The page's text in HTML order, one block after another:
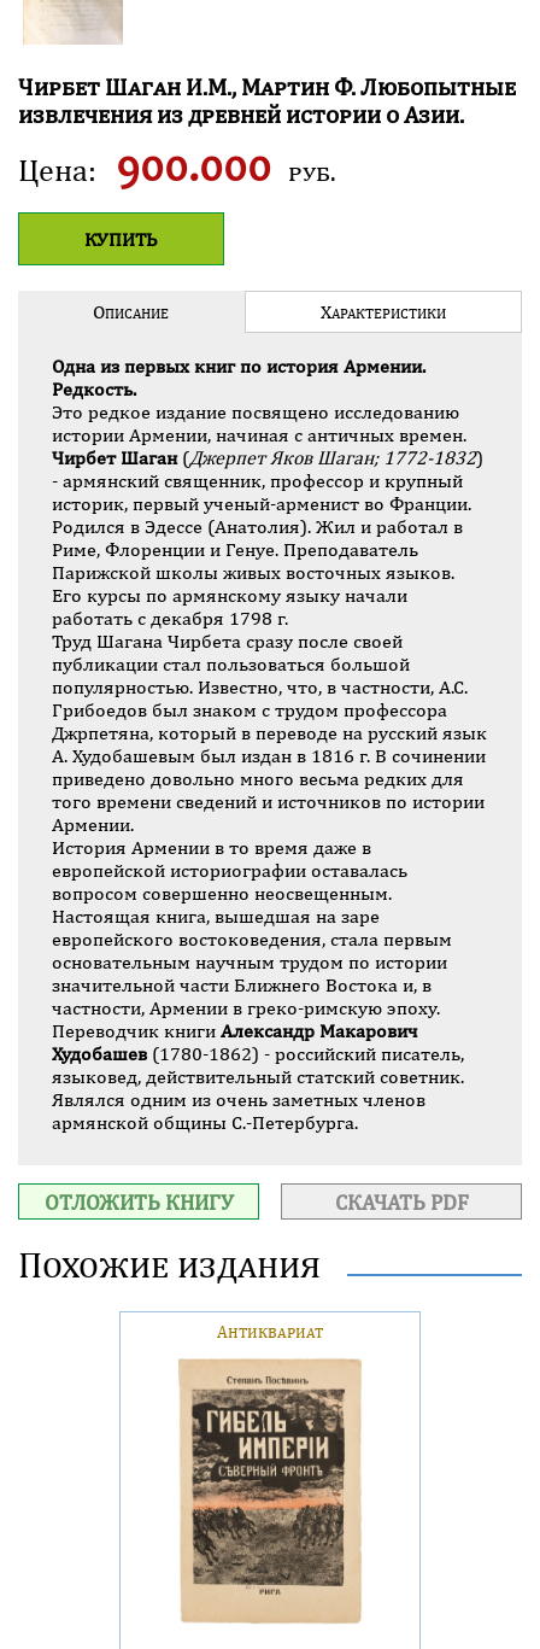
Чирбет Шаган И.М., Мартин Ф.Любопытные
извлечения из древней истории оАзии.
Цена: 900.000 руб.
КУПИТЬ
ОПИСАНИЕ ХАРАКТЕ­РИСТИКИ
Одна из первых книг по история Армении.
Редкость.
Это редкое издание посвящено исследованию
истории Армении, начиная с античных времен.
Чирбет Шаган(Джерпет Яков Шаган; 1772-1832)
- армянский священник, профессор и крупный
историк, первый ученый-арменист во Франции.
Родился в Эдессе (Анатолия). Жил и работал в
Риме, Флоренции и Генуе. Преподаватель
Парижской школы живых восточных языков.
Его курсы по армянскому языку начали
работать с декабря 1798 г.
Труд Шагана Чирбета сразу после своей
публикации стал пользоваться большой
популярностью. Известно, что, в частности, А.С.
Грибоедов был знаком с трудом профессора
Джрпетяна, который в переводе на русский язык
А. Худобашевым был издан в 1816 г. В сочинении
приведено довольно много весьма редких для
того времени сведений и источников по истории
Армении.
История Армении в то время даже в
европейской историографии оставалась
вопросом совершенно неосвещенным.
Настоящая книга, вышедшая на заре
европейского востоковедения, стала первым
основательным научным трудом по истории
значительной части Ближнего Востока и, в
частности, Армении в греко-римскую эпоху.
Переводчик книги Александр Макарович
Худобашев (1780-1862) - российский писатель,
языковед, действительный статский советник.
Являлся одним из очень заметных членов
армянской общины С.-Петербурга.
ОТЛОЖИТЬ КНИГУ СКАЧАТЬ PDF
Похожие издания
Антиквариат